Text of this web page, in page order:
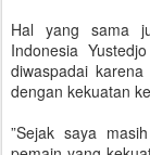
Hal yang sama
Indonesia
diwaspadai
dengan kekuatan
”Sejak saya